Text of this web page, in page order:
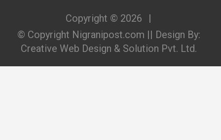
Copyright © 2026
© Copyright Nigranipost.com || Design By:
Creative Web Design & Solution Pvt. Ltd.